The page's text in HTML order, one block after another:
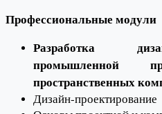
Профессиональные модули
Разработка
промышленной
пространственных
Дизайн-проектирование